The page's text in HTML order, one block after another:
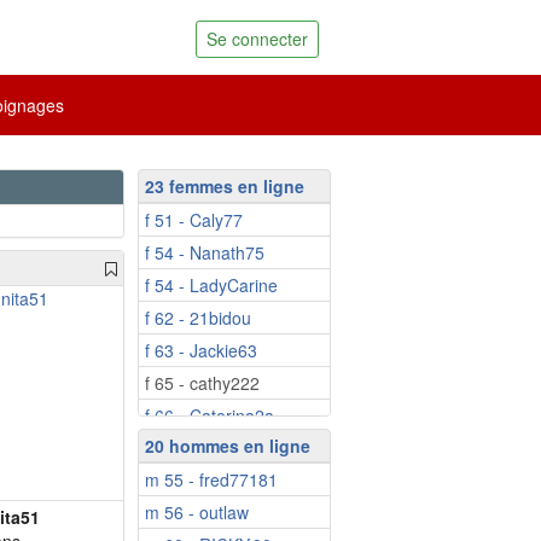
Se connecter
23 femmes en ligne
f 51 - Caly77
f 54 - Nanath75
f 54 - LadyCarine
f 62 - 21bidou
f 63 - Jackie63
f 65 - cathy222
f 66 - Caterina2a
f 73 - marie-jose84
f 60 - Marmite1997
f 61 - buffet
20 hommes en ligne
m 55 - fred77181
m 56 - outlaw